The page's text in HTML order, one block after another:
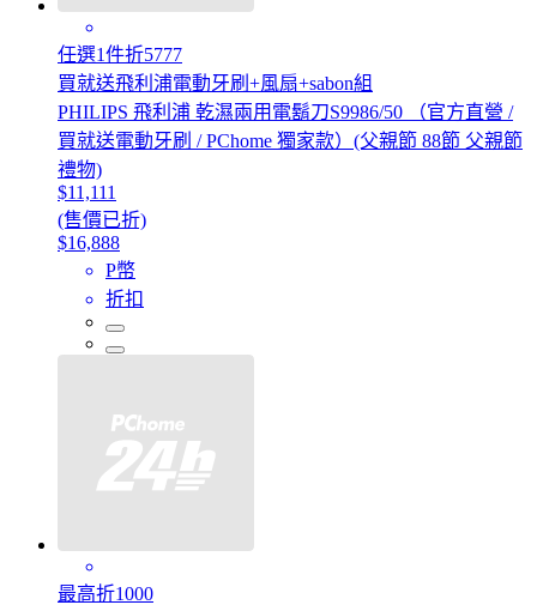
任選1件折5777
買就送飛利浦電動牙刷+風扇+sabon組
PHILIPS 飛利浦 乾濕兩用電鬍刀S9986/50 （官方直營 /
買就送電動牙刷 / PChome 獨家款）(父親節 88節 父親節
禮物)
$11,111
(售價已折)
$16,888
P幣
折扣
最高折1000